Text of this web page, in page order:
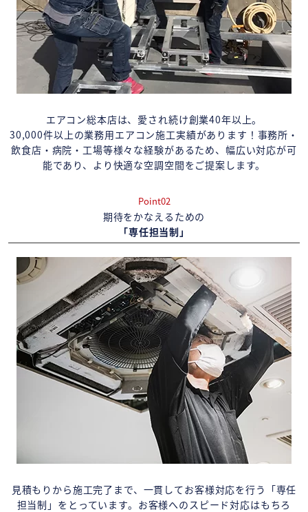
エアコン総本店は、愛され続け創業40年以上。
30,000件以上の業務用エアコン施工実績があります！事務所・
飲食店・病院・工場等様々な経験があるため、幅広い対応が可
能であり、より快適な空調空間をご提案します。
Point02
期待をかなえるための
「専任担当制」
見積もりから施工完了まで、一貫してお客様対応を行う「専任
担当制」をとっています。お客様へのスピード対応はもちろ